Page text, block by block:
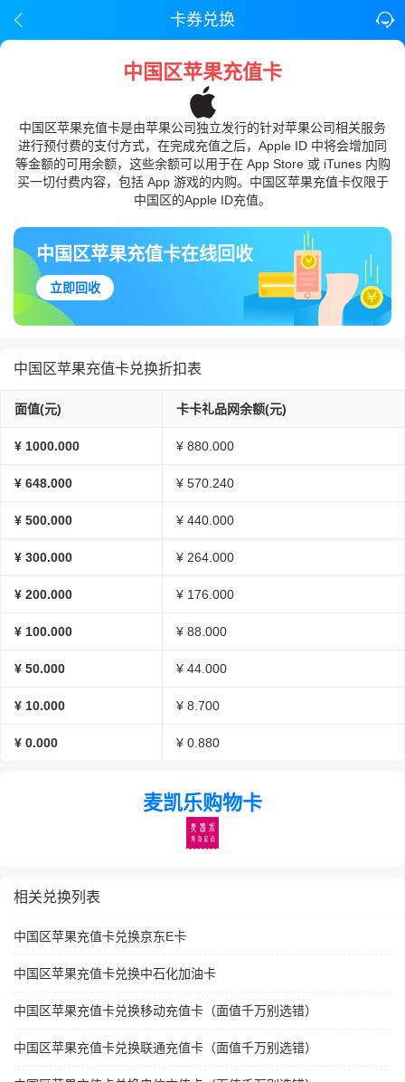
卡券兑换
中国区苹果充值卡
中国区苹果充值卡是由苹果公司独立发行的针对苹果公司相关服务
进行预付费的支付方式，在完成充值之后，Apple ID 中将会增加同
等金额的可用余额，这些余额可以用于在 App Store 或 iTunes 内购
买一切付费内容，包括 App 游戏的内购。中国区苹果充值卡仅限于
中国区的Apple ID充值。
中国区苹果充值卡在线回收
立即回收
中国区苹果充值卡兑换折扣表
面值(元) 卡卡礼品网余额(元)
¥ 1000.000 ¥ 880.000
¥ 648.000 ¥ 570.240
¥ 500.000 ¥ 440.000
¥ 300.000 ¥ 264.000
¥ 200.000 ¥ 176.000
¥ 100.000 ¥ 88.000
¥ 50.000 ¥ 44.000
¥ 10.000 ¥ 8.700
¥ 0.000 ¥ 0.880
麦凯乐购物卡
相关兑换列表
中国区苹果充值卡兑换京东E卡
中国区苹果充值卡兑换中石化加油卡
中国区苹果充值卡兑换移动充值卡（面值千万别选错）
中国区苹果充值卡兑换联通充值卡（面值千万别选错）